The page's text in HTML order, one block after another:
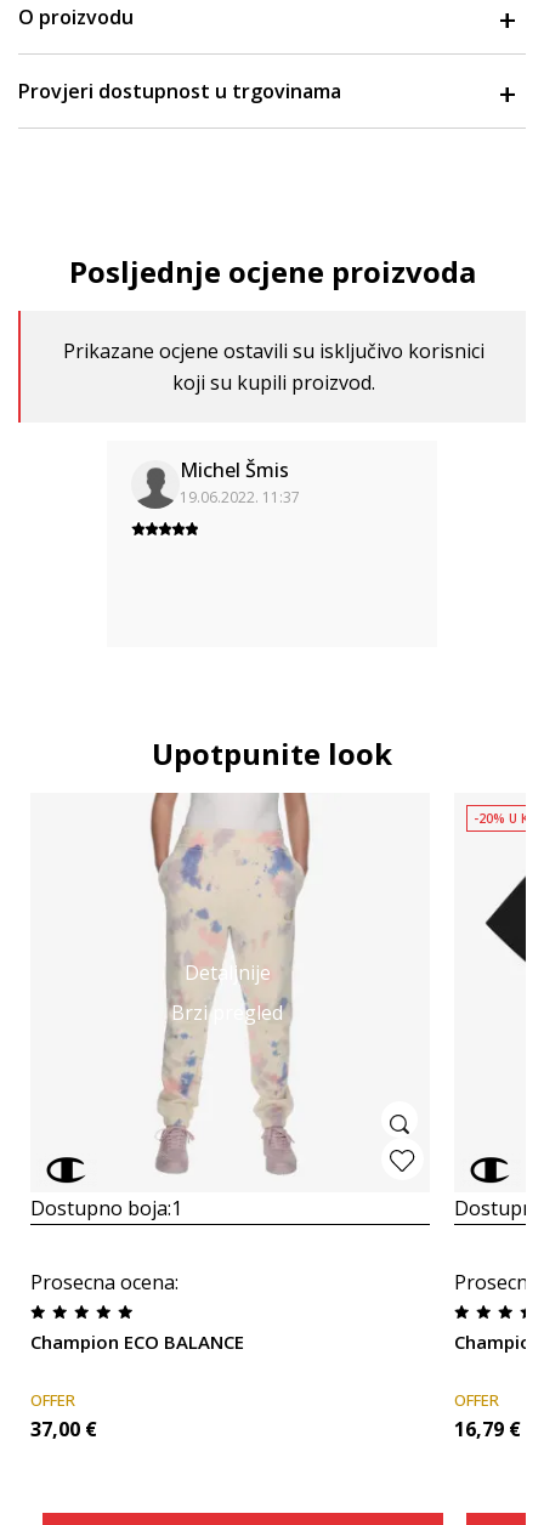
O proizvodu
Provjeri dostupnost u trgovinama
Posljednje ocjene proizvoda
Prikazane ocjene ostavili su isključivo korisnici
koji su kupili proizvod.
Michel Šmis
19.06.2022. 11:37
Upotpunite look
Detaljnije
Brzi pregled
Dostupno boja:1
Prosecna ocena:
Champion ECO BALANCE
OFFER
37,00 €
-20% U
OFFER
16,79 €